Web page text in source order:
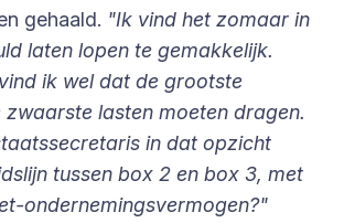
gehaald. "Ik vind het zomaar in
laten lopen te gemakkelijk.
ik wel dat de grootste
zwaarste lasten moeten dragen.
in dat opzicht
tussen box 2 en box 3, met
ondernemingsvermogen?"